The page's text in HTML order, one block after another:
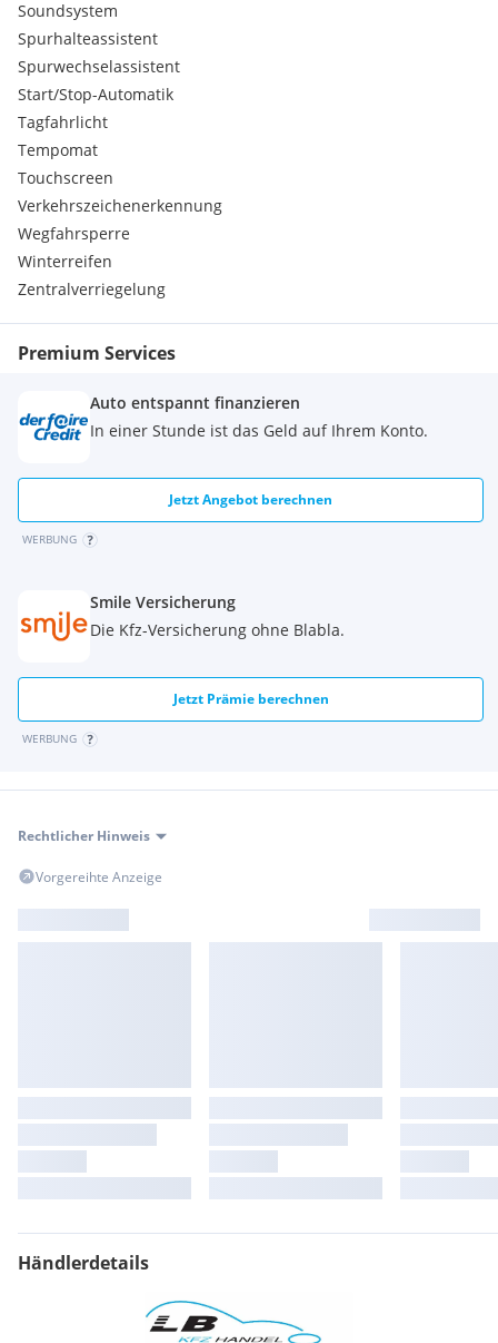
Soundsystem
Spurhalteassistent
Spurwechselassistent
Start/Stop-Automatik
Tagfahrlicht
Tempomat
Touchscreen
Verkehrszeichenerkennung
Wegfahrsperre
Winterreifen
Zentralverriegelung
Premium Services
Auto entspannt finanzieren
In einer Stunde ist das Geld auf Ihrem Konto.
Jetzt Angebot berechnen
WERBUNG
Smile Versicherung
Die Kfz-Versicherung ohne Blabla.
Jetzt Prämie berechnen
WERBUNG
Rechtlicher Hinweis
Vorgereihte Anzeige
Händlerdetails